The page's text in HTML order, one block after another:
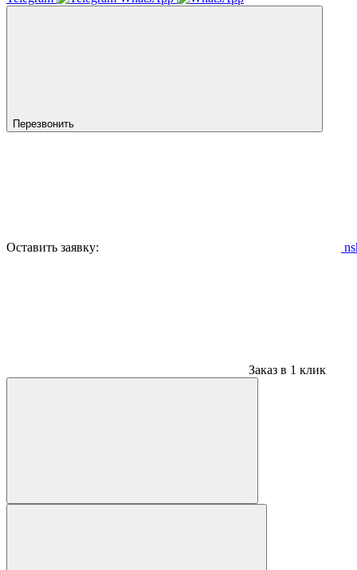
Перезвонить
Оставить заявку:
Заказ в 1 клик